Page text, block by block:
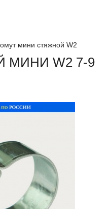
мини стяжной W2
W2 7-9